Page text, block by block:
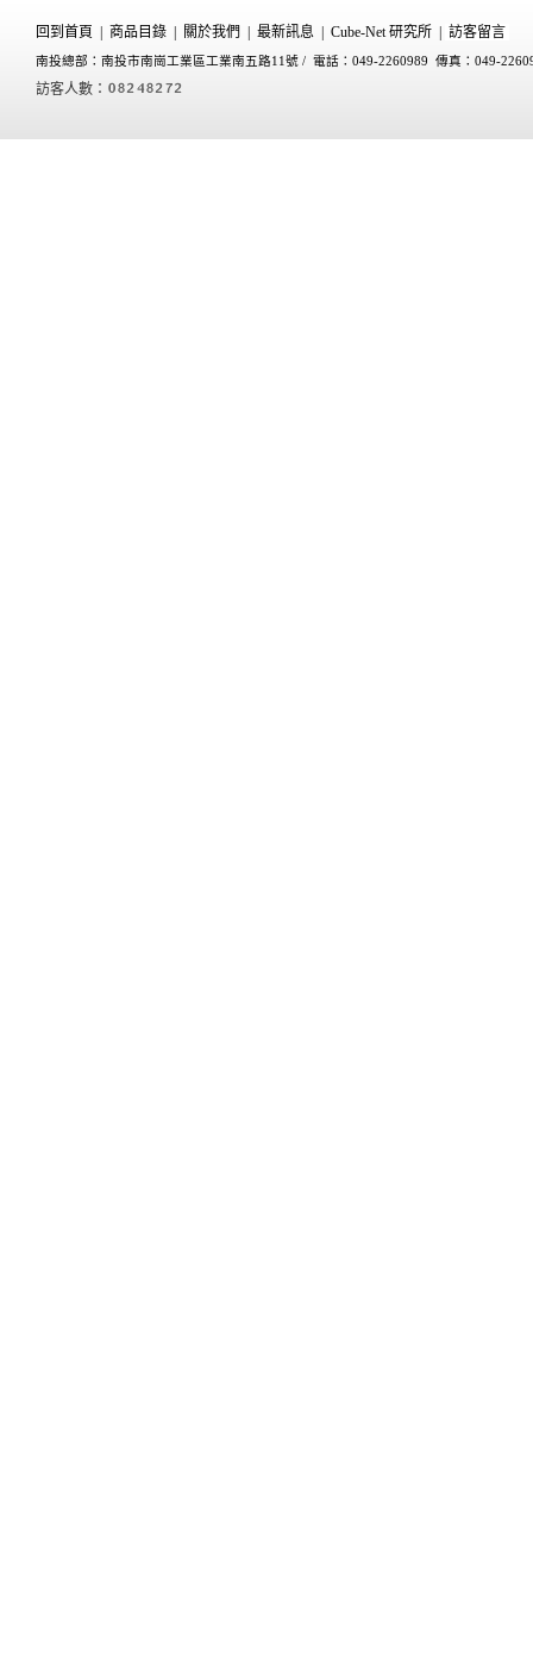
回到首頁 商品目錄 關於我們 最新訊息 Cube-Net 研究所 訪客留言
南投總部：南投市南崗工業區工業南五路11號 / 電話：049-2260989 傳真：049-
訪客人數：